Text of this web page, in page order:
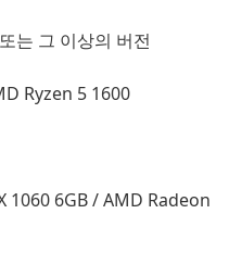
는 그 이상의 버전
Ryzen 5 1600
1060 6GB / AMD Radeon